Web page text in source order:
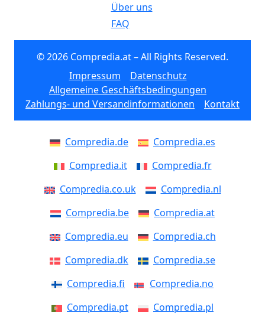
Über uns
FAQ
© 2026 Compredia.at – All Rights Reserved.
Impressum
Datenschutz
Allgemeine Geschäftsbedingungen
Zahlungs- und Versandinformationen
Kontakt
Compredia.de
Compredia.es
Compredia.it
Compredia.fr
Compredia.co.uk
Compredia.nl
Compredia.be
Compredia.at
Compredia.eu
Compredia.ch
Compredia.dk
Compredia.se
Compredia.fi
Compredia.no
Compredia.pt
Compredia.pl